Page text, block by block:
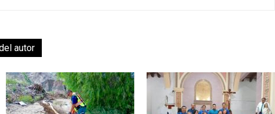
autor